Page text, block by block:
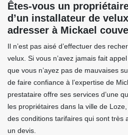
Êtes-vous un
d’un installateur de
adresser à Mickael
Il n’est pas aisé d’effectuer des
velux. Si vous n’avez jamais fait
que vous n’ayez pas de mauvaises
de faire confiance à l’expertise de
prestataire offre ses services d’une
les propriétaires dans la ville de
des conditions tarifaires qui sont très
un devis.